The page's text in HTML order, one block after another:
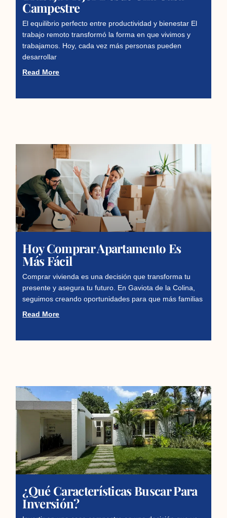
Campestre
El equilibrio perfecto entre productividad y bienestar El
trabajo remoto transformó la forma en que vivimos y
trabajamos. Hoy, cada vez más personas pueden
desarrollar
Read More
Hoy Comprar Apartamento Es
Más Fácil
Comprar vivienda es una decisión que transforma tu
presente y asegura tu futuro. En Gaviota de la Colina,
seguimos creando oportunidades para que más familias
Read More
¿Qué Características Buscar Para
Inversión?